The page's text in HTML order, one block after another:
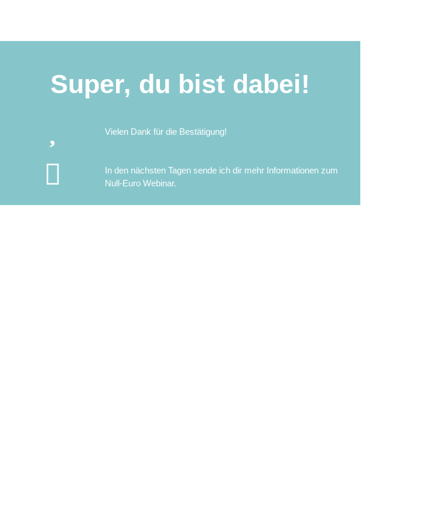
Super, du bist dabei!
Vielen Dank für die Bestätigung!
In den nächsten Tagen sende ich dir mehr Informationen zum
Null-Euro Webinar.